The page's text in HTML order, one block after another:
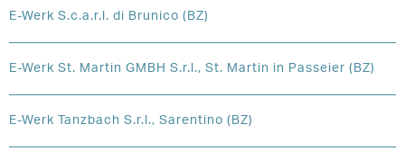
E-Werk S.c.a.r.l. di Brunico (BZ)
E-Werk St. Martin GMBH S.r.l., St. Martin in Passeier (BZ)
E-Werk Tanzbach S.r.l., Sarentino (BZ)